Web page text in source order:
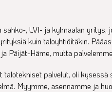
sähkö-, LVI- ja kylmäalan yritys,
kuin taloyhtiöitäkin.
Päijät-Häme, mutta
talotekniset palvelut, oli kysessä
Myymme, asennamme ja